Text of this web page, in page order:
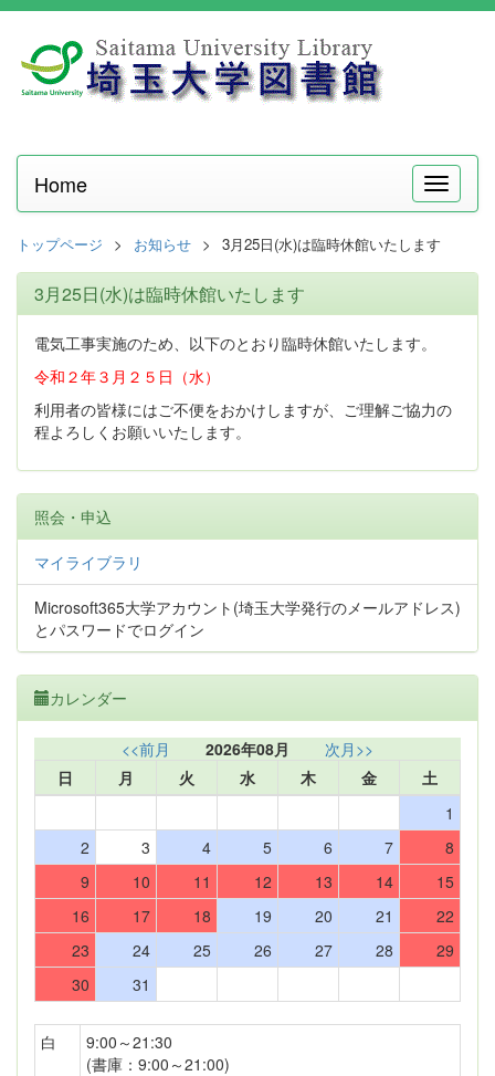
メ
ニ
Home
トップページ お知らせ 3月25日(水)は臨時休館いたします
3月25日(水)は臨時休館いたします
電気工事実施のため、以下のとおり臨時休館いたします。
令和２年３月２５日（水）
利用者の皆様にはご不便をおかけしますが、ご理解ご協力の
程よろしくお願いいたします。
照会・申込
マイライブラリ
Microsoft365大学アカウント(埼玉大学発行のメールアドレス)
とパスワードでログイン
カレンダー
<<前月 2026年08月
次月>>
日
月 火 水 木 金
土
1
2
3 4 5 6 7
8
9
10 11 12 13 14
15
16
17 18 19 20 21
22
23
24 25 26 27 28
29
30
31
白
9:00～21:30
(書庫：9:00～21:00)